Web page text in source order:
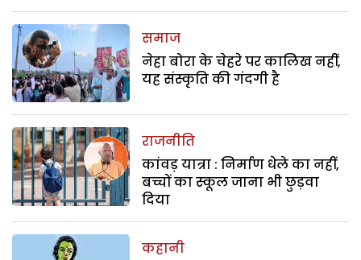
समाज
नेहा बोरा के चेहरे पर कालिख नहीं,
यह संस्कृति की गंदगी है
राजनीति
कांवड़ यात्रा : निर्माण धेले का नहीं,
बच्चों का स्कूल जाना भी छुड़वा
दिया
कहानी